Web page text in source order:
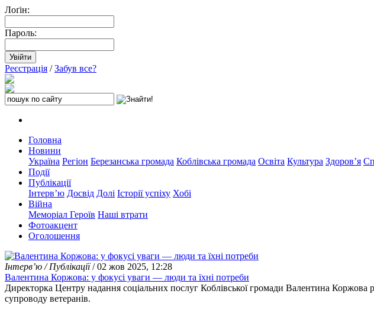
Лоґін:
Пароль:
Реєстрація /Забув все?
Головна
Новини
Україна Регіон Березанська громада Коблівська громада Освіта Культура Здоров’я
Події
Публікації
Інтерв’ю Досвід Долі Історії успіху Хобі
Війна
Меморіал Героїв Наші втрати
Фотоакцент
Оголошення
Інтерв’ю / Публікації/ 02 жов 2025, 12:28
Валентина Коржова: у фокусі уваги — люди та їхні потреби
Директорка Центру надання соціальних послуг Коблівської громади Валентина Коржова
супроводу ветеранів.